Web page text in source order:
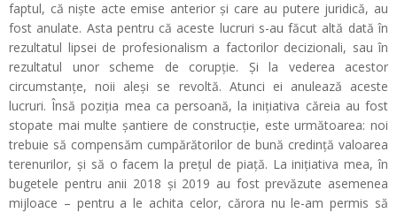
faptul, că niște acte emise anterior și care au putere juridică, au
fost anulate. Asta pentru că aceste lucruri s-au făcut altă dată în
rezultatul lipsei de profesionalism a factorilor decizionali, sau în
rezultatul unor scheme de corupție. Și la vederea acestor
circumstanțe, noii aleși se revoltă. Atunci ei anulează aceste
lucruri. Însă poziția mea ca persoană, la inițiativa căreia au fost
stopate mai multe șantiere de construcție, este următoarea: noi
trebuie să compensăm cumpărătorilor de bună credință valoarea
terenurilor, și să o facem la prețul de piață. La inițiativa mea, în
bugetele pentru anii 2018 și 2019 au fost prevăzute asemenea
mijloace – pentru a le achita celor, cărora nu le-am permis să